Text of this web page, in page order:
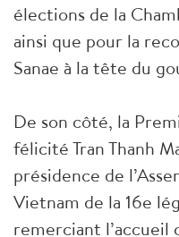
élections de la
ainsi que pour la
Sanae à la tête du
De son côté, la
félicité Tran Thanh
présidence de
Vietnam de la 16e
remerciant l’accueil